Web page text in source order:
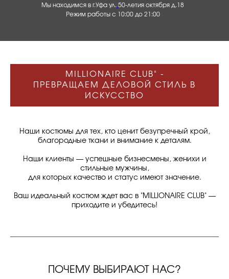
Мы находимся в г.Уфа ул. 50-летия октября д.18
Режим работы с 10:00 до 21:00
MILLIONAIRE CLUB" -
ПРЕВРАЩАЕМ ДЕЛОВОЙ СТИЛЬ В
ИСКУССТВО
Наши костюмы для тех, кто ценит безупречный крой,
благородные ткани и внимание к деталям.
Наши клиенты — успешные бизнесмены, женихи и
стильные мужчины,
для которых качество и статус имеют значение.
Ваш идеальный костюм ждет вас в "MILLIONAIRE CLUB" —
приходите и убедитесь!
ПОЧЕМУ ВЫБИРАЮТ НАС?